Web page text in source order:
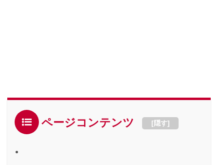
ページコンテンツ [隠す]